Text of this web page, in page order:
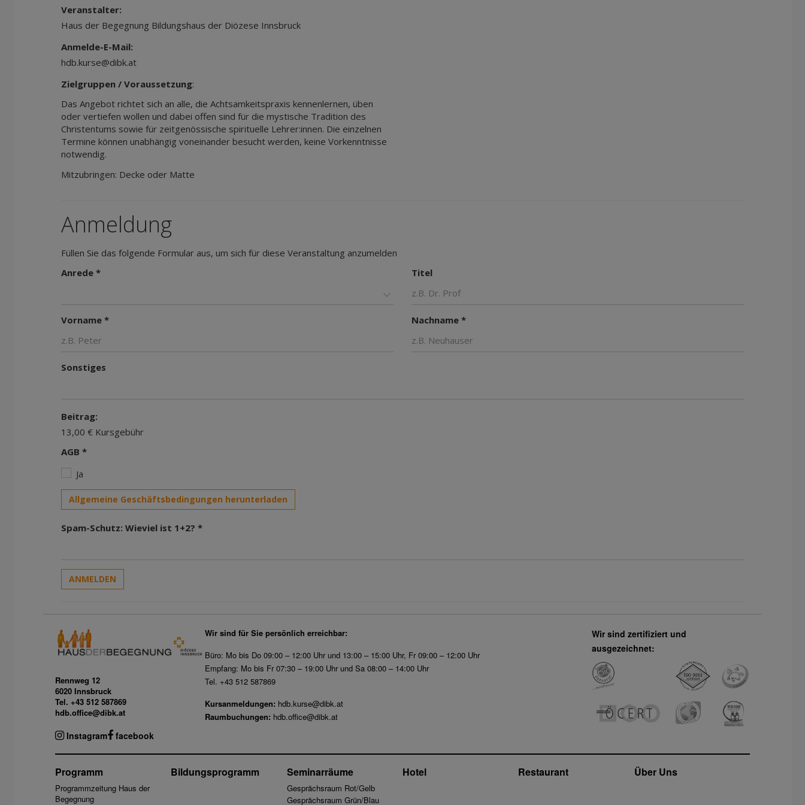
Veranstalter:
Haus der Begegnung Bildungshaus der Diözese Innsbruck
Anmelde-E-Mail:
hdb.kurse@dibk.at
Zielgruppen / Voraussetzung:
Das Angebot richtet sich an alle, die Achtsamkeitspraxis kennenlernen, üben
oder vertiefen wollen und dabei offen sind für die mystische Tradition des
Christentums sowie für zeitgenössische spirituelle Lehrer:innen. Die einzelnen
Termine können unabhängig voneinander besucht werden, keine Vorkenntnisse
notwendig.
Mitzubringen: Decke oder Matte
Anmeldung
Füllen Sie das folgende Formular aus, um sich für diese Veranstaltung anzumelden
Anrede *
Titel
Vorname * Nachname *
Sonstiges
Beitrag:
13,00 € Kursgebühr
AGB *
Ja
Allgemeine Geschäftsbedingungen herunterladen
Spam-Schutz: Wieviel ist 1+2? *
ANMELDEN
Rennweg 12
6020 Innsbruck
Tel. +43 512 587869
hdb.office@dibk.at
Instagram facebook
Wir sind für Sie persönlich erreichbar:
Büro: Mo bis Do 09:00 – 12:00 Uhr und 13:00 – 15:00 Uhr, Fr 09:00 – 12:00 Uhr
Empfang: Mo bis Fr 07:30 – 19:00 Uhr und Sa 08:00 – 14:00 Uhr
Tel. +43 512 587869
Kursanmeldungen: hdb.kurse@dibk.at
Raumbuchungen: hdb.office@dibk.at
Wir sind zertifiziert und
ausgezeichnet:
Programm
Programmzeitung Haus der
Begegnung
Bildungsprogramm Seminarräume
Gesprächsraum Rot/Gelb
Gesprächsraum Grün/Blau
Hotel Restaurant Über Uns